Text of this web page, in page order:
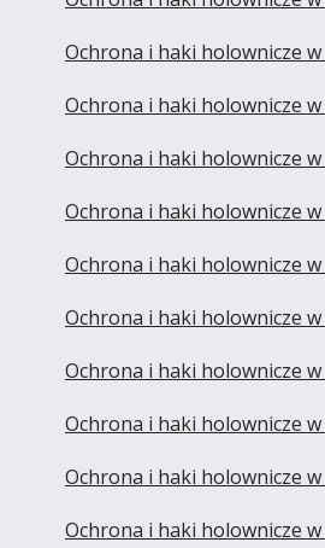
Ochrona i haki holownicze
Ochrona i haki holownicze w
Ochrona i haki holownicze
Ochrona i haki holownicze
Ochrona i haki holownicze
Ochrona i haki holownicze w
Ochrona i haki holownicze w
Ochrona i haki holownicze
Ochrona i haki holownicze
Ochrona i haki holownicze